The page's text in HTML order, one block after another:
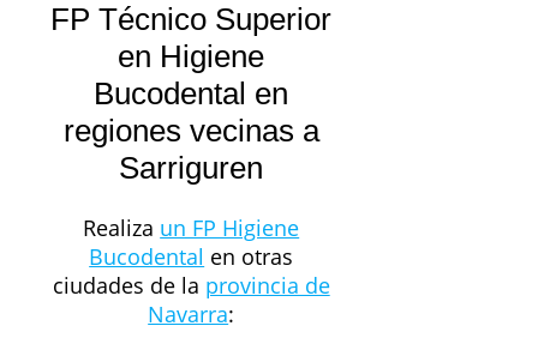
FP Técnico Superior
en Higiene
Bucodental en
regiones vecinas a
Sarriguren
Realiza un FP Higiene
Bucodental en otras
ciudades de la provincia de
Navarra: